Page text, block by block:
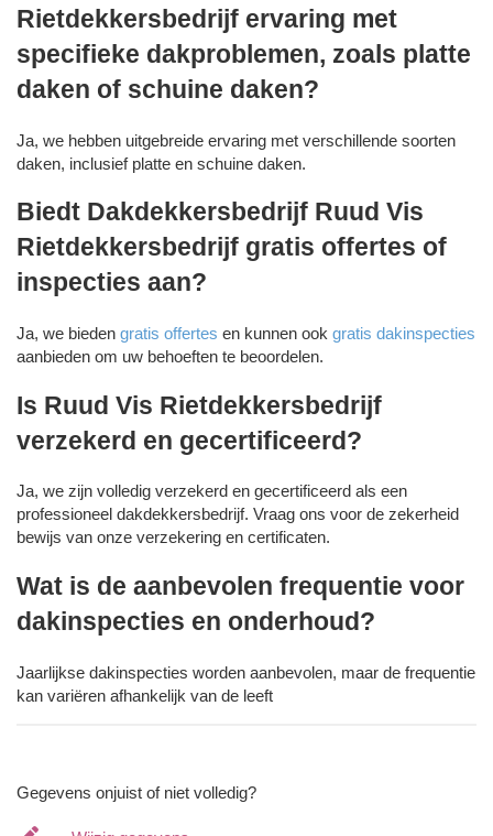
Rietdekkersbedrijf ervaring met
specifieke dakproblemen, zoals platte
daken of schuine daken?
Ja, we hebben uitgebreide ervaring met verschillende soorten
daken, inclusief platte en schuine daken.
Biedt Dakdekkersbedrijf Ruud Vis
Rietdekkersbedrijf gratis offertes of
inspecties aan?
Ja, we bieden gratis offertes en kunnen ook gratis dakinspecties
aanbieden om uw behoeften te beoordelen.
Is Ruud Vis Rietdekkersbedrijf
verzekerd en gecertificeerd?
Ja, we zijn volledig verzekerd en gecertificeerd als een
professioneel dakdekkersbedrijf. Vraag ons voor de zekerheid
bewijs van onze verzekering en certificaten.
Wat is de aanbevolen frequentie voor
dakinspecties en onderhoud?
Jaarlijkse dakinspecties worden aanbevolen, maar de frequentie
kan variëren afhankelijk van de leeft
Gegevens onjuist of niet volledig?